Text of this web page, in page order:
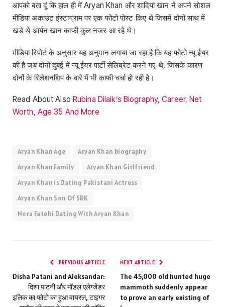
आपको बता दूं कि हाल ही में Aryan Khan और शादियां खान ने अपने सोशल
मीडिया अकाउंट इंस्टाग्राम पर एक फोटो पोस्ट किए थे जिसमें दोनों साथ में
खड़े थे आर्यन खान काफी कुल नजर आ रहे थे।
मीडिया रिपोर्ट के अनुसार यह अनुमान लगाया जा रहा है कि यह फोटो न्यू ईयर
की है जब दोनों दुबई में न्यू ईयर पार्टी सेलिब्रेट करने गए थे, जिसके कारण
दोनों के रिलेशनशिप के बारे में भी काफी चर्चा हो रही है।
Read About Also Rubina Dilaik’s Biography, Career, Net
Worth, Age 35 And More
Aryan Khan Age
Aryan Khan biography
Aryan Khan Family
Aryan Khan Girlfriend
Aryan Khan is Dating Pakistani Actress
Aryan Khan Son Of SRK
Nora Fatehi Dating With Aryan Khan
PREVIOUS ARTICLE
Disha Patani and Aleksandar:
दिशा पाटनी और मॉडल एलेग्जेंडर
इलिक का फोटो का हुआ वायरल, टाइगर
NEXT ARTICLE
The 45,000 old hunted huge
mammoth suddenly appear
to prove an early existing of